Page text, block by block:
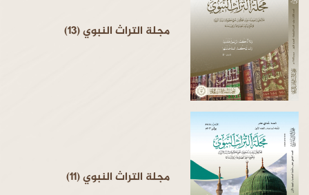
مجلة التراث النبوي (13)
مجلة التراث النبوي (11)